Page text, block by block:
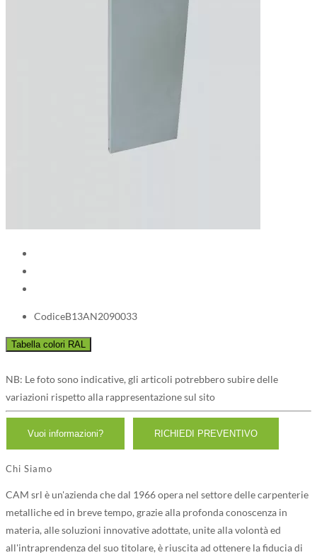
CodiceB13AN2090033
NB: Le foto sono indicative, gli articoli potrebbero subire delle
variazioni rispetto alla rappresentazione sul sito
Chi Siamo
CAM srl è un'azienda che dal 1966 opera nel settore delle carpenterie
metalliche ed in breve tempo, grazie alla profonda conoscenza in
materia, alle soluzioni innovative adottate, unite alla volontà ed
all'intraprendenza del suo titolare, è riuscita ad ottenere la fiducia di